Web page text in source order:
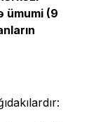
ümumi (9